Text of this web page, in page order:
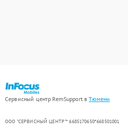
Сервисный центр RemSupport вТюмени
ООО "СЕРВИСНЫЙ ЦЕНТР"* 6685170650*668501001